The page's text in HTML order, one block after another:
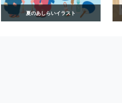
夏のあしらいイラスト